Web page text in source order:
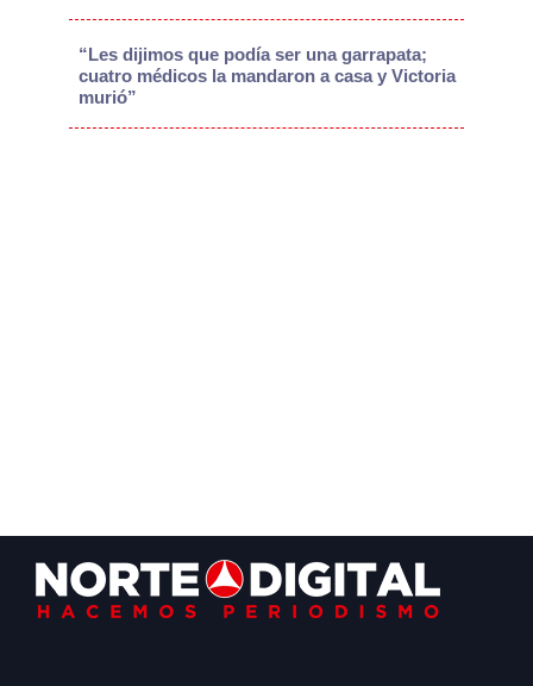
“Les dijimos que podía ser una garrapata;
cuatro médicos la mandaron a casa y Victoria
murió”
Footer